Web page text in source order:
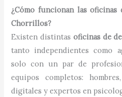
¿Cómo funcionan las
Chorrillos?
Existen distintas oficinas de
tanto independientes como
solo con un par de
equipos completos:
digitales y expertos en